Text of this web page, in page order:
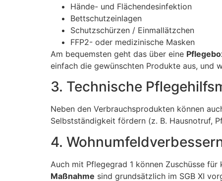
Hände- und Flächendesinfektion
Bettschutzeinlagen
Schutzschürzen / Einmallätzchen
FFP2- oder medizinische Masken
Am bequemsten geht das über eine
einfach die gewünschten Produkte aus, und
3. Technische
Neben den Verbrauchsprodukten können
Selbstständigkeit fördern (z. B. Hausnotruf,
4.
Auch mit Pflegegrad 1 können Zuschüsse
Maßnahme sind grundsätzlich im SGB XI